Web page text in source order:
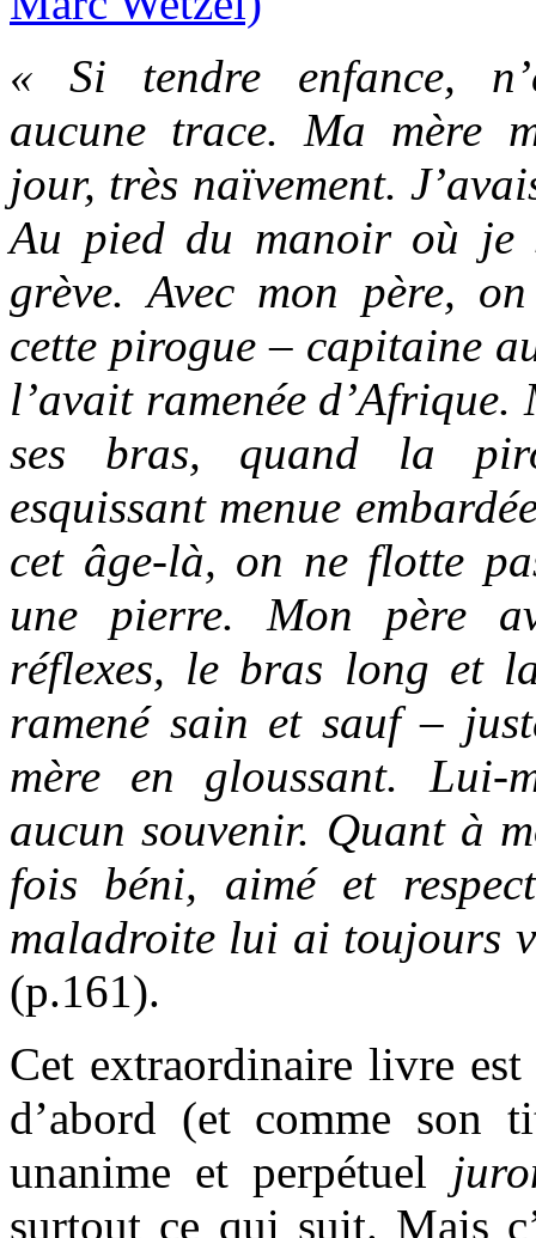
« Si tendre enfance,
aucune trace. Ma mère
jour, très naïvement.
Au pied du manoir où
grève. Avec mon père,
cette pirogue – capitaine
l’avait ramenée d’Afrique.
ses bras, quand la
esquissant menue
cet âge-là, on ne flotte
une pierre. Mon père
réflexes, le bras long et
ramené sain et sauf –
mère en gloussant. Lui-
aucun souvenir. Quant à
fois béni, aimé et
maladroite lui ai toujours
(p.161).
Cet extraordinaire livre
d’abord (et comme son
unanime et perpétuel
surtout ce qui suit. Mais